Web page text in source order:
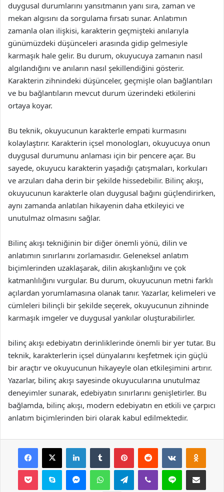
duygusal durumlarını yansıtmanın yanı sıra, zaman ve
mekan algısını da sorgulama fırsatı sunar. Anlatımın
zamanla olan ilişkisi, karakterin geçmişteki anılarıyla
günümüzdeki düşünceleri arasında gidip gelmesiyle
karmaşık hale gelir. Bu durum, okuyucuya zamanın nasıl
algılandığını ve anıların nasıl şekillendiğini gösterir.
Karakterin zihnindeki düşünceler, geçmişle olan bağlantıları
ve bu bağlantıların mevcut durum üzerindeki etkilerini
ortaya koyar.
Bu teknik, okuyucunun karakterle empati kurmasını
kolaylaştırır. Karakterin içsel monologları, okuyucuya onun
duygusal durumunu anlaması için bir pencere açar. Bu
sayede, okuyucu karakterin yaşadığı çatışmaları, korkuları
ve arzuları daha derin bir şekilde hissedebilir. Bilinç akışı,
okuyucunun karakterle olan duygusal bağını güçlendirirken,
aynı zamanda anlatılan hikayenin daha etkileyici ve
unutulmaz olmasını sağlar.
Bilinç akışı tekniğinin bir diğer önemli yönü, dilin ve
anlatımın sınırlarını zorlamasıdır. Geleneksel anlatım
biçimlerinden uzaklaşarak, dilin akışkanlığını ve çok
katmanlılığını vurgular. Bu durum, okuyucunun metni farklı
açılardan yorumlamasına olanak tanır. Yazarlar, kelimeleri ve
cümleleri bilinçli bir şekilde seçerek, okuyucunun zihninde
karmaşık imgeler ve duygusal yankılar oluşturabilirler.
bilinç akışı edebiyatın derinliklerinde önemli bir yer tutar. Bu
teknik, karakterlerin içsel dünyalarını keşfetmek için güçlü
bir araçtır ve okuyucunun hikayeyle olan etkileşimini artırır.
Yazarlar, bilinç akışı sayesinde okuyucularına unutulmaz
deneyimler sunarak, edebiyatın sınırlarını genişletirler. Bu
bağlamda, bilinç akışı, modern edebiyatın en etkili ve çarpıcı
anlatım biçimlerinden biri olarak kabul edilmektedir.
Facebook
X LinkedInTumblr PinterestReddit VKontakte
Pocket Skype MessengerWhatsAppTelegramViber Line E-Posta ile